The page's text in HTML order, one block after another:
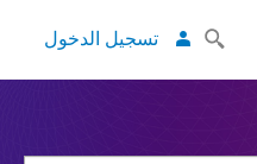
تسجيل الدخول